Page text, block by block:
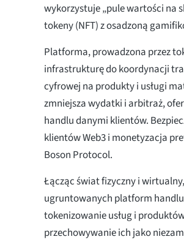
wykorzystuje „pule wartości na
tokeny (NFT) z osadzoną
Platforma, prowadzona przez
infrastrukturę do koordynacji
cyfrowej na produkty i usługi
zmniejsza wydatki i arbitraż,
handlu danymi klientów.
klientów Web3 i monetyzacja
Boson Protocol.
Łącząc świat fizyczny i
ugruntowanych platform
tokenizowanie usług i
przechowywanie ich jako